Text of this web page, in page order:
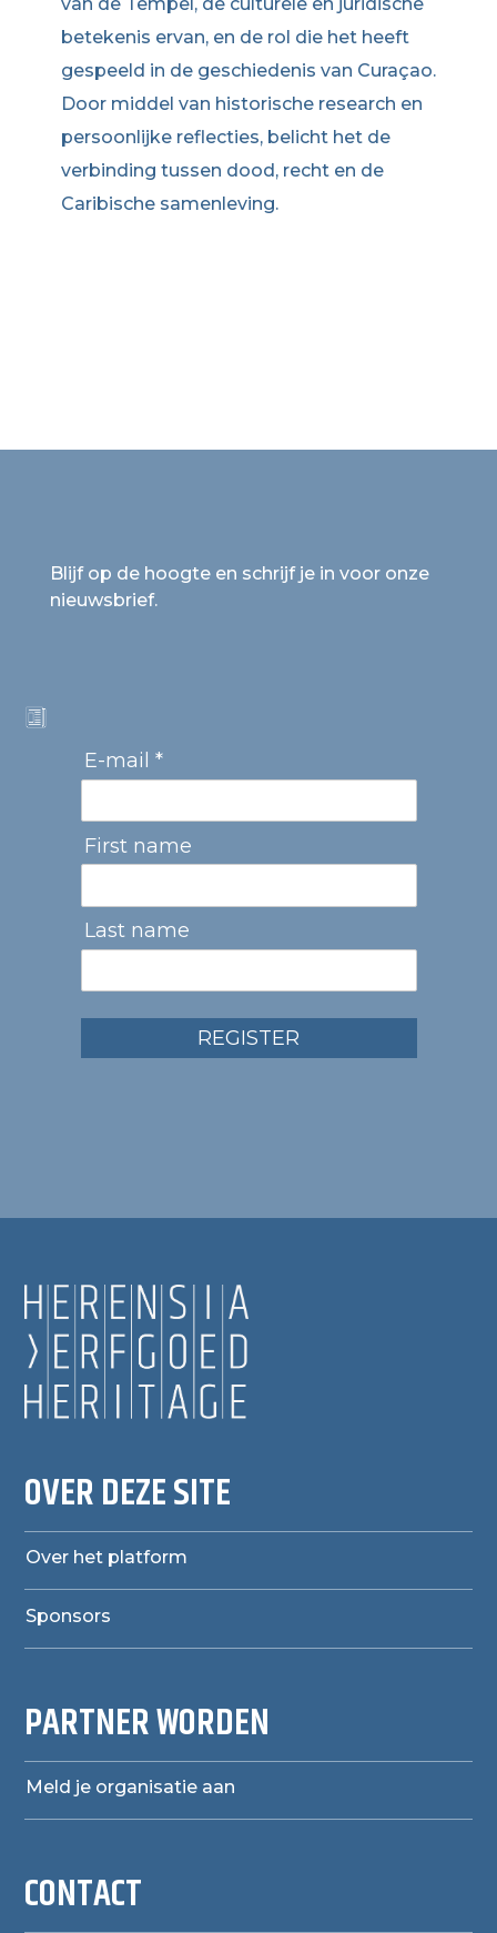
betekenis ervan, en de rol die het heeft
gespeeld in de geschiedenis van Curaçao.
Door middel van historische research en
persoonlijke reflecties, belicht het de
verbinding tussen dood, recht en de
Caribische samenleving.
Blijf op de hoogte en schrijf je in voor onze
nieuwsbrief.
E-mail *
First name
Last name
REGISTER
OVER DEZE SITE
Over het platform
Sponsors
PARTNER WORDEN
Meld je organisatie aan
CONTACT